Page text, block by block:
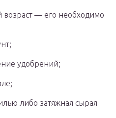
возраст — его необходимо
удобрений;
либо затяжная сырая